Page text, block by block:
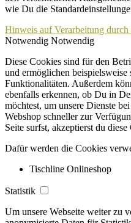
wie Du die
Hinweis auf Verarbeitung
Notwendig Notwendig
Diese Cookies sind für den
und ermöglichen beispielsweise
Funktionalitäten. Außerdem
ebenfalls erkennen, ob Du in
möchtest, um unsere Dienste
Webshop schneller zur
Seite surfst, akzeptierst du diese
Dafür werden die Cookies
Tischline Onlineshop
Statistik
Um unsere Webseite weiter zu